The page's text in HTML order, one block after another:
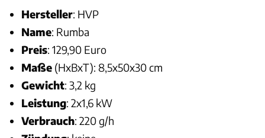
Hersteller: HVP
Name: Rumba
Preis: 129,90 Euro
Maße (HxBxT): 8,5x50x30 cm
Gewicht: 3,2 kg
Leistung: 2x1,6 kW
Verbrauch: 220 g/h